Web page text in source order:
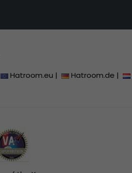
Hatroom.eu | Hatroom.de |